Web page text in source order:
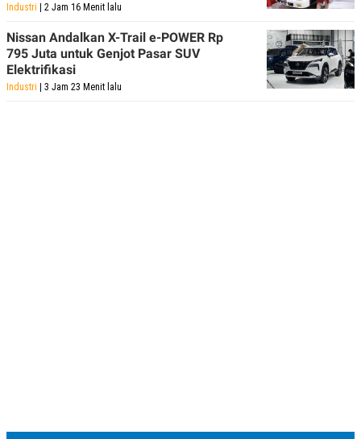
Industri | 2 Jam 16 Menit lalu
Nissan Andalkan X-Trail e-POWER Rp
795 Juta untuk Genjot Pasar SUV
Elektrifikasi
Industri | 3 Jam 23 Menit lalu